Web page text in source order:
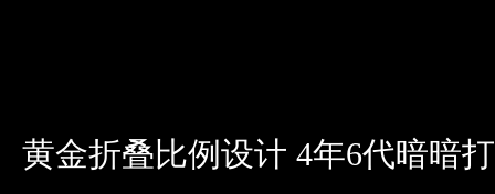
黄金折叠比例设计 4年6代暗暗